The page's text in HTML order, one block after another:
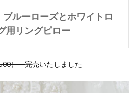
ルーローズとホワイトロ
用リングピロー
）完売いたしました